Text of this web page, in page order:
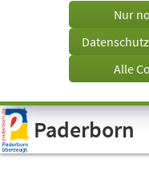
Visuelle
Assistenzsoftware
öffnen.
Nur
Alle
Paderborn